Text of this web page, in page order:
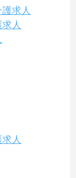
求人
人
人